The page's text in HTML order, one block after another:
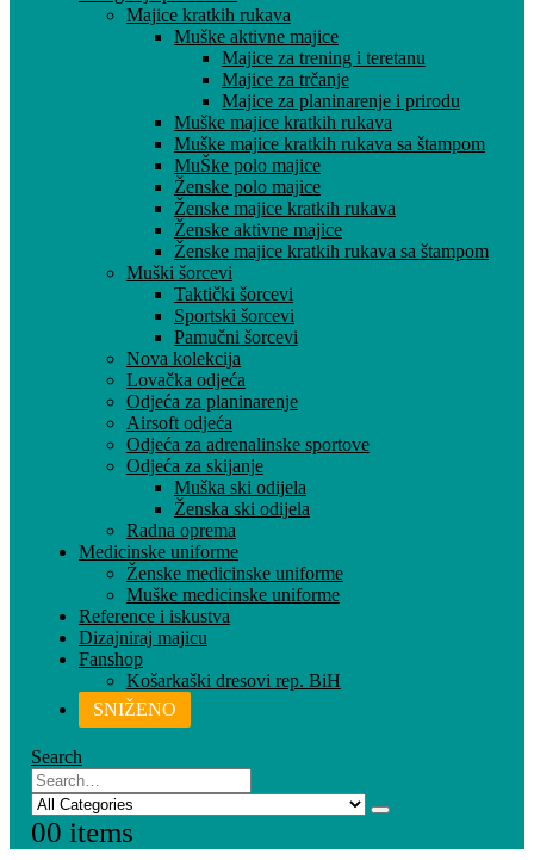
Majice kratkih rukava
Muške aktivne majice
Majice za trening i teretanu
Majice za trčanje
Majice za planinarenje i prirodu
Muške majice kratkih rukava
Muške majice kratkih rukava sa štampom
MuŠke polo majice
Ženske polo majice
Ženske majice kratkih rukava
Ženske aktivne majice
Ženske majice kratkih rukava sa štampom
Muški šorcevi
Taktički šorcevi
Sportski šorcevi
Pamučni šorcevi
Nova kolekcija
Lovačka odjeća
Odjeća za planinarenje
Airsoft odjeća
Odjeća za adrenalinske sportove
Odjeća za skijanje
Muška ski odijela
Ženska ski odijela
Radna oprema
Medicinske uniforme
Ženske medicinske uniforme
Muške medicinske uniforme
Reference i iskustva
Dizajniraj majicu
Fanshop
Košarkaški dresovi rep. BiH
SNIŽENO
Search
00 items